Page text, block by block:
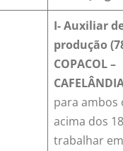
I- Auxiliar
produção
COPACOL –
para ambos
acima dos
trabalhar em